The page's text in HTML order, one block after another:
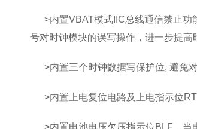
>内置VBAT模式IIC总线通信禁止功
号对时钟模块的误写操作，进一步提高
>内置三个时钟数据写保护位, 避免对
>内置上电复位电路及上电指示位
>内置电池电压欠压指示位BLF，当